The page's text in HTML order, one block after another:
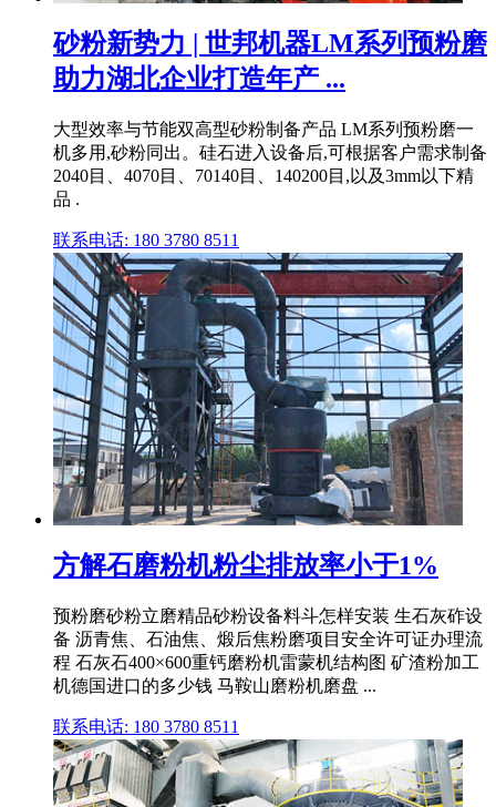
砂粉新势力 | 世邦机器LM系列预粉磨
助力湖北企业打造年产 ...
大型效率与节能双高型砂粉制备产品 LM系列预粉磨一
机多用,砂粉同出。硅石进入设备后,可根据客户需求制备
2040目、4070目、70140目、140200目,以及3mm以下精
品 .
联系电话: 180 3780 8511
方解石磨粉机粉尘排放率小于1%
预粉磨砂粉立磨精品砂粉设备料斗怎样安装 生石灰砟设
备 沥青焦、石油焦、煅后焦粉磨项目安全许可证办理流
程 石灰石400×600重钙磨粉机雷蒙机结构图 矿渣粉加工
机德国进口的多少钱 马鞍山磨粉机磨盘 ...
联系电话: 180 3780 8511